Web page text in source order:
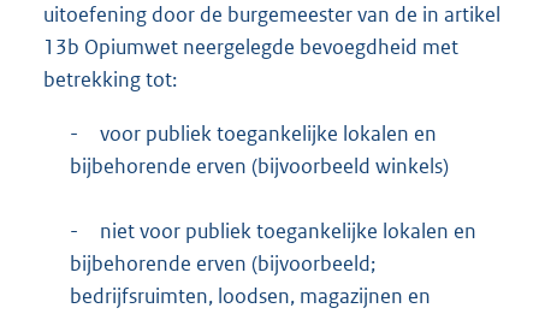
uitoefening door de burgemeester van de in artikel
13b Opiumwet neergelegde bevoegdheid met
betrekking tot:
-
voor publiek toegankelijke lokalen en
bijbehorende erven (bijvoorbeeld winkels)
-
niet voor publiek toegankelijke lokalen en
bijbehorende erven (bijvoorbeeld;
bedrijfsruimten, loodsen, magazijnen en